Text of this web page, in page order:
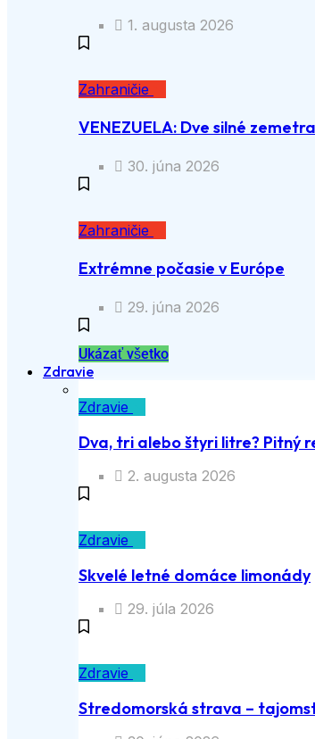
1. augusta 2026
Zahraničie
VENEZUELA: Dve silné
30. júna 2026
Zahraničie
Extrémne počasie v Európe
29. júna 2026
Ukázať všetko
Zdravie
Zdravie
Dva, tri alebo štyri litre? Pitný
2. augusta 2026
Zdravie
Skvelé letné domáce limonády
29. júla 2026
Zdravie
Stredomorská strava –